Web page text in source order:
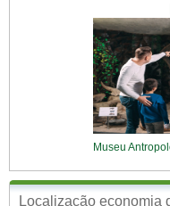
Museu
Localização economia